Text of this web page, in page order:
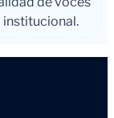
institucional.